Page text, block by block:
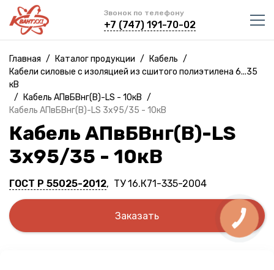
Звонок по телефону
+7 (747) 191-70-02
Главная / Каталог продукции / Кабель /
Кабели силовые с изоляцией из сшитого полиэтилена 6...35
кВ
/
Кабель АПвБВнг(B)-LS - 10кВ /
Кабель АПвБВнг(B)-LS 3х95/35 - 10кВ
Кабель АПвБВнг(B)-LS
3х95/35 - 10кВ
ГОСТ Р 55025-2012, ТУ 16.К71-335-2004
Заказать
КНОПКА
СВЯЗИ